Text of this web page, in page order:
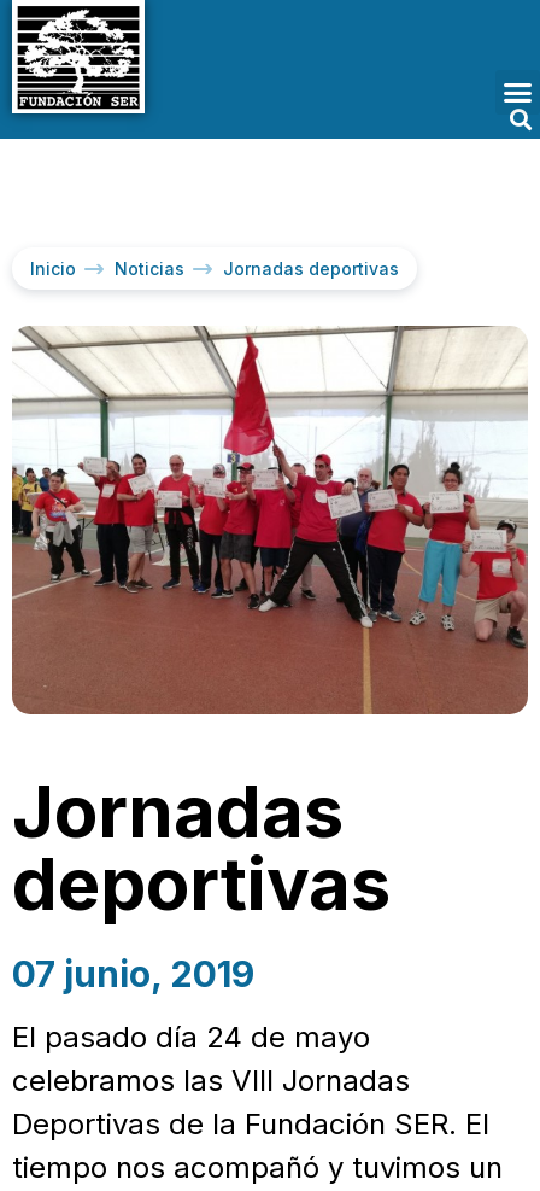
Inicio Noticias Jornadas deportivas
Jornadas
deportivas
07 junio, 2019
El pasado día 24 de mayo
celebramos las VIII Jornadas
Deportivas de la Fundación SER. El
tiempo nos acompañó y tuvimos un